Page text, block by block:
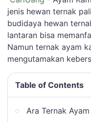
jenis hewan ternak
budidaya hewan
lantaran bisa
Namun ternak ayam
mengutamakan
Table of Contents
Ara Ternak